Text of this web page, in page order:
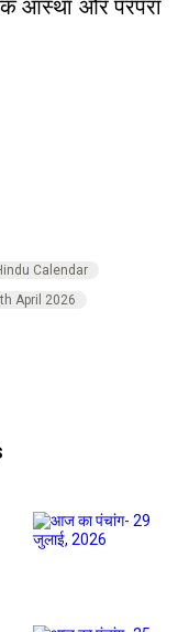
आस्था और परंपरा
Calendar
April 2026